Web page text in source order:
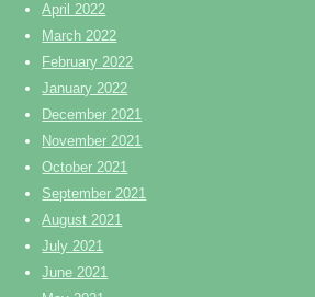
April 2022
March 2022
February 2022
January 2022
December 2021
November 2021
October 2021
September 2021
August 2021
July 2021
June 2021